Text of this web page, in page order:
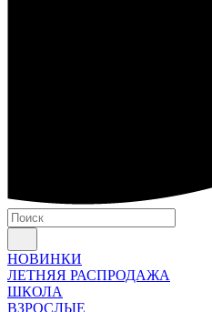
НОВИНКИ
ЛЕТНЯЯ РАСПРОДАЖА
ШКОЛА
ВЗРОСЛЫЕ